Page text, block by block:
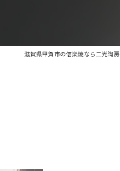
滋賀県甲賀市の信楽焼なら二光陶房